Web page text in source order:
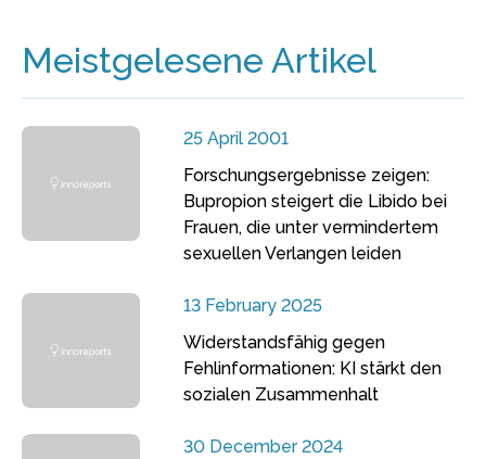
Meistgelesene Artikel
25 April 2001
Forschungsergebnisse zeigen:
Bupropion steigert die Libido bei
Frauen, die unter vermindertem
sexuellen Verlangen leiden
13 February 2025
Widerstandsfähig gegen
Fehlinformationen: KI stärkt den
sozialen Zusammenhalt
30 December 2024